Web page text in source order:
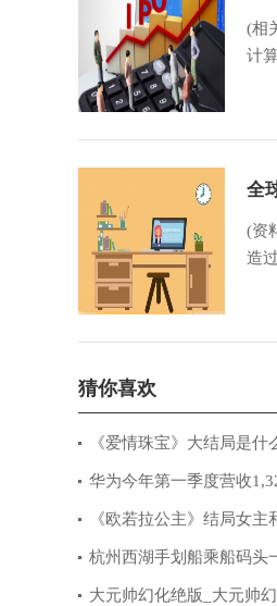
前
析
(相
计
生
码
全
中
间
(资
造
求
进
猜你喜欢
《爱情珠宝》大结局是
样?华为今年第一季度营收
《欧若拉公主》结局女
孩子是谁的?
杭州西湖手划船乘船码头
大元帅幻化绝版_大元帅